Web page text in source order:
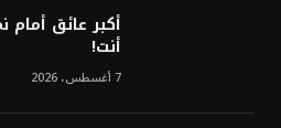
ترقب تطورات الوساطة بشأن
أكبر عائق
أنت!
7 أغسطس، 2026